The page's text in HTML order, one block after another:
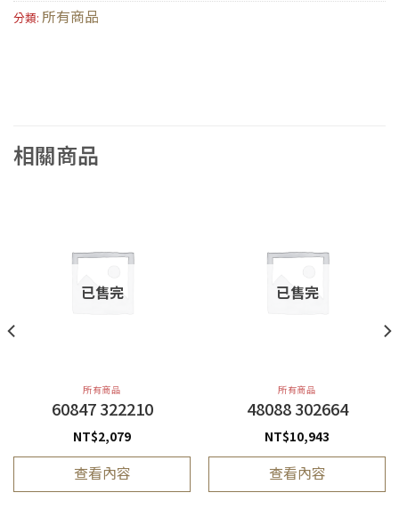
分類: 所有商品
相關商品
已售完
所有商品
60847 322210
NT$2,079
查看內容
已售完
所有商品
48088 302664
NT$10,943
查看內容